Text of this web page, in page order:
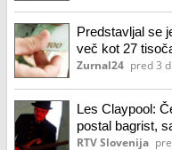
Predstavljal se
več kot 27
Zurnal24 pred 3
Les Claypool:
postal bagrist,
RTV Slovenija